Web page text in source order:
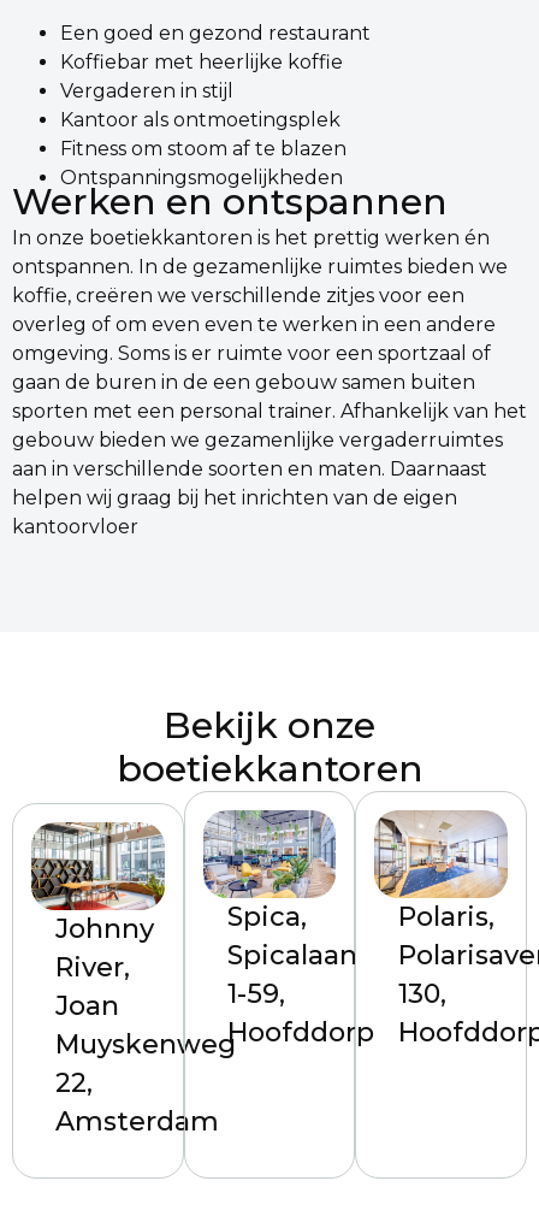
Een goed en gezond restaurant
Koffiebar met heerlijke koffie
Vergaderen in stijl
Kantoor als ontmoetingsplek
Fitness om stoom af te blazen
Ontspanningsmogelijkheden
Werken en ontspannen
In onze boetiekkantoren is het prettig werken én
ontspannen. In de gezamenlijke ruimtes bieden we
koffie, creëren we verschillende zitjes voor een
overleg of om even even te werken in een andere
omgeving. Soms is er ruimte voor een sportzaal of
gaan de buren in de een gebouw samen buiten
sporten met een personal trainer. Afhankelijk van het
gebouw bieden we gezamenlijke vergaderruimtes
aan in verschillende soorten en maten. Daarnaast
helpen wij graag bij het inrichten van de eigen
kantoorvloer
Bekijk onze
boetiekkantoren
Johnny
River,
Joan
Muyskenweg
22,
Amsterdam
Spica,
Spicalaan
1-59,
Hoofddorp
Polaris,
130,